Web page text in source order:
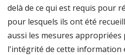
delà de ce qui est requis pour
pour lesquels ils ont été
aussi les mesures
l'intégrité de cette information